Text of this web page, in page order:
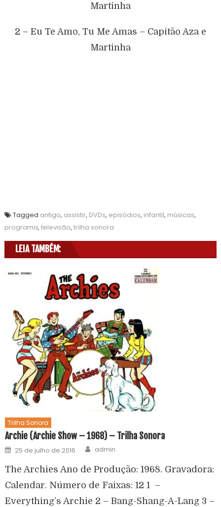
Martinha
2 – Eu Te Amo, Tu Me Amas – Capitão Aza e
Martinha
Tagged antigo, assistir, DVDs, episódios, infantil, músicas,
programa, televisão, trilha sonora
LEIA TAMBÉM:
Trilha Sonora
Archie (Archie Show – 1968) – Trilha Sonora
25 de julho de 2016 admin
The Archies Ano de Produção: 1968. Gravadora:
Calendar. Número de Faixas: 12 1 –
Everything’s Archie 2 – Bang-Shang-A-Lang 3 –